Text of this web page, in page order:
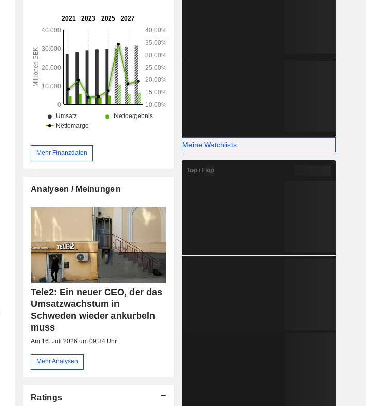
Mehr Finanzdaten
Analysen / Meinungen
Tele2: Ein neuer CEO, der das
Umsatzwachstum in
Schweden wieder ankurbeln
muss
Am 16. Juli 2026 um 09:34 Uhr
Mehr Analysen
Ratings
Meine Watchlists
Top / Flop